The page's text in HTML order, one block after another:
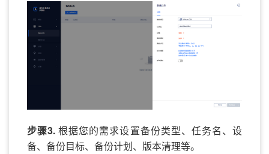
步骤3. 根据您的需求设置备份类型、任务名、设
备、备份目标、备份计划、版本清理等。